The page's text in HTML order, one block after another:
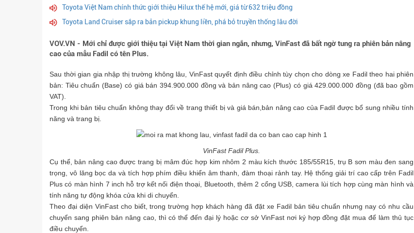
Toyota Việt Nam chính thức giới thiệu Hilux thế hệ mới, giá từ 632 triệu đồng
Toyota Land Cruiser sắp ra bản pickup khung liền, phá bỏ truyền thống lâu đời
VOV.VN - Mới chỉ được giới thiệu tại Việt Nam thời gian ngắn, nhưng, VinFast đã bất ngờ tung ra phiên bản nâng
cao của mẫu Fadil có tên Plus.
Sau thời gian gia nhập thị trường không lâu, VinFast quyết định điều chỉnh tùy chọn cho dòng xe Fadil theo hai phiên
bản: Tiêu chuẩn (Base) có giá bán 394.900.000 đồng và bản nâng cao (Plus) có giá 429.000.000 đồng (đã bao gồm
VAT).
Trong khi bản tiêu chuẩn không thay đổi về trang thiết bị và giá bán,bản nâng cao của Fadil được bổ sung nhiều tính
năng và trang bị.
VinFast Fadil Plus.
Cụ thể, bản nâng cao được trang bị mâm đúc hợp kim nhôm 2 màu kích thước 185/55R15, trụ B sơn màu đen sang
trọng, vô lăng bọc da và tích hợp phím điều khiển âm thanh, đàm thoại rảnh tay. Hệ thống giải trí cao cấp trên Fadil
Plus có màn hình 7 inch hỗ trợ kết nối điện thoại, Bluetooth, thêm 2 cổng USB, camera lùi tích hợp cùng màn hình và
tính năng tự động khóa cửa khi di chuyển.
Theo đại diện VinFast cho biết, trong trường hợp khách hàng đã đặt xe Fadil bản tiêu chuẩn nhưng nay có nhu cầu
chuyển sang phiên bản nâng cao, thì có thể đến đại lý hoặc cơ sở VinFast nơi ký hợp đồng đặt mua để làm thủ tục
điều chuyển.